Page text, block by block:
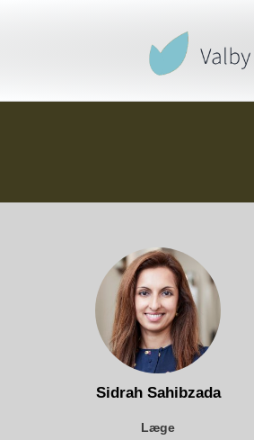
Sidrah Sahibzada
Læge